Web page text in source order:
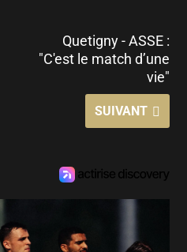
Quetigny - ASSE :
"C'est le match d’une
vie"
SUIVANT